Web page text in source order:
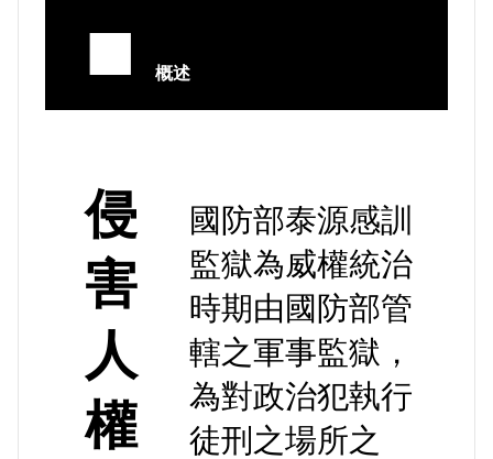
■ 概述
侵
害
人
權
國防部泰源感訓
監獄為威權統治
時期由國防部管
轄之軍事監獄，
為對政治犯執行
徒刑之場所之